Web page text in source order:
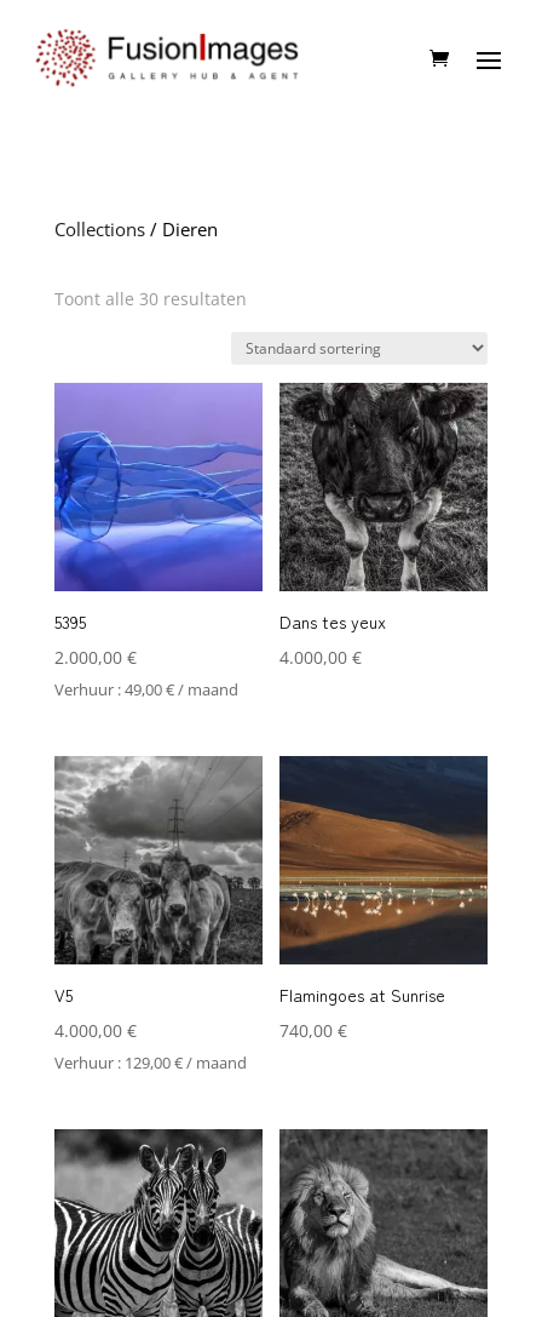
Collections/ Dieren
Toont alle 30 resultaten
5395
2.000,00 €
Verhuur :49,00€/ maand
Dans tes yeux
4.000,00€
V5
4.000,00 €
Verhuur : 129,00€/ maand
Flamingoes at Sunrise
740,00€